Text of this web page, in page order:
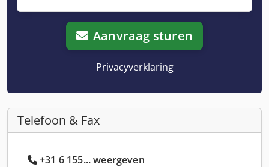
Aanvraag sturen
Privacyverklaring
Telefoon & Fax
+31 6 155... weergeven